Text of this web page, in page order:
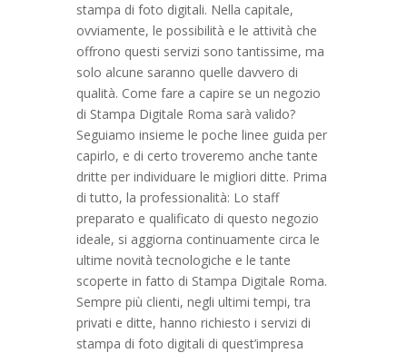
stampa di foto digitali. Nella capitale,
ovviamente, le possibilità e le attività che
offrono questi servizi sono tantissime, ma
solo alcune saranno quelle davvero di
qualità. Come fare a capire se un negozio
di Stampa Digitale Roma sarà valido?
Seguiamo insieme le poche linee guida per
capirlo, e di certo troveremo anche tante
dritte per individuare le migliori ditte. Prima
di tutto, la professionalità: Lo staff
preparato e qualificato di questo negozio
ideale, si aggiorna continuamente circa le
ultime novità tecnologiche e le tante
scoperte in fatto di Stampa Digitale Roma.
Sempre più clienti, negli ultimi tempi, tra
privati e ditte, hanno richiesto i servizi di
stampa di foto digitali di quest’impresa